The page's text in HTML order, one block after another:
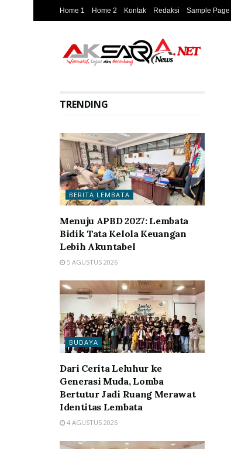
Home 1 Home 2 Kontak Redaksi Sample Page
TRENDING
BERITA LEMBATA
Menuju APBD 2027: Lembata
Bidik Tata Kelola Keuangan
Lebih Akuntabel
5 AGUSTUS 2026
BUDAYA
Dari Cerita Leluhur ke
Generasi Muda, Lomba
Bertutur Jadi Ruang Merawat
Identitas Lembata
4 AGUSTUS 2026